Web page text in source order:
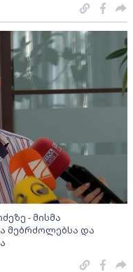
- მისმა
მებრძოლებსა და